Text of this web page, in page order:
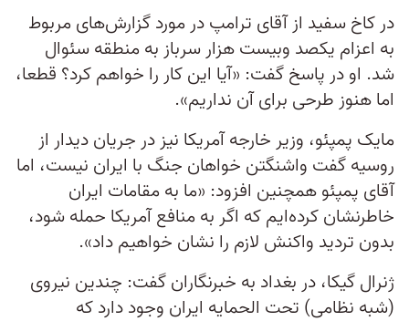
در کاخ سفید از آقای ترامپ در مورد گزارش‌های مربوط
به اعزام یکصد وبیست هزار سرباز به منطقه سئوال
شد. او در پاسخ گفت: «آیا این کار را خواهم کرد؟ قطعا،
اما هنوز طرحی برای آن نداریم».
مایک پمپئو، وزیر خارجه آمریکا نیز در جریان دیدار از
روسیه گفت واشنگتن خواهان جنگ با ایران نیست، اما
آقای پمپئو همچنین افزود: «ما به مقامات ایران
خاطرنشان کرده‌ایم که اگر به منافع آمریکا حمله شود،
بدون تردید واکنش لازم را نشان خواهیم داد».
ژنرال گیکا، در بغداد به خبرنگاران گفت: چندین نیروی
(شبه نظامی) تحت الحمایه ایران وجود دارد که